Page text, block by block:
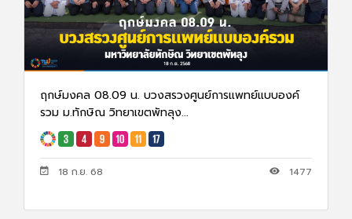
ฤกษ์มงคล 08.09 น. บวงสรวงศูนย์การแพทย์แบบองค์
รวม ม.ทักษิณ วิทยาเขตพัทลุง...
18 ก.ย. 68 1477